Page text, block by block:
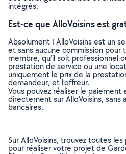
intégrés.
Est-ce que AlloVoisins est
Absolument ! AlloVoisins est un
et sans aucune commission
membre, qu’il soit professionnel
prestation de service ou une
uniquement le prix de la
demandeur, et l’offreur.
Vous pouvez réaliser le
directement sur AlloVoisins, sans
bancaires.
Sur AlloVoisins, trouvez toutes
pour réaliser votre projet de